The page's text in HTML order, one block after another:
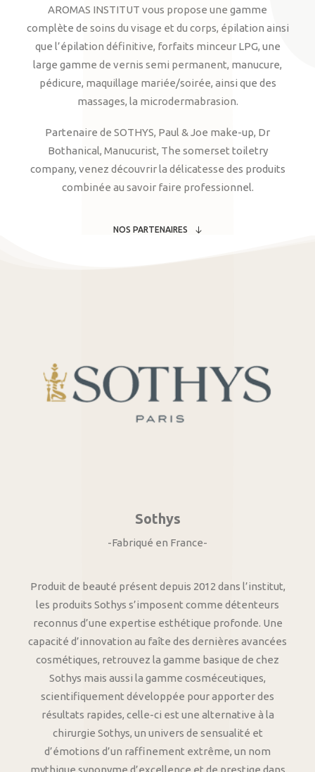
AROMAS INSTITUT vous propose une gamme
complète de soins du visage et du corps, épilation ainsi
que l’épilation définitive, forfaits minceur LPG, une
large gamme de vernis semi permanent, manucure,
pédicure, maquillage mariée/soirée, ainsi que des
massages, la microdermabrasion.
Partenaire de SOTHYS, Paul & Joe make-up, Dr
Bothanical, Manucurist, The somerset toiletry
company, venez découvrir la délicatesse des produits
combinée au savoir faire professionnel.
NOS PARTENAIRES
Sothys
-Fabriqué en France-
Produit de beauté présent depuis 2012 dans l’institut,
les produits Sothys s’imposent comme détenteurs
reconnus d’une expertise esthétique profonde. Une
capacité d’innovation au faîte des dernières avancées
cosmétiques, retrouvez la gamme basique de chez
Sothys mais aussi la gamme cosméceutiques,
scientifiquement développée pour apporter des
résultats rapides, celle-ci est une alternative à la
chirurgie Sothys, un univers de sensualité et
d’émotions d’un raffinement extrême, un nom
mythique synonyme d’excellence et de prestige dans